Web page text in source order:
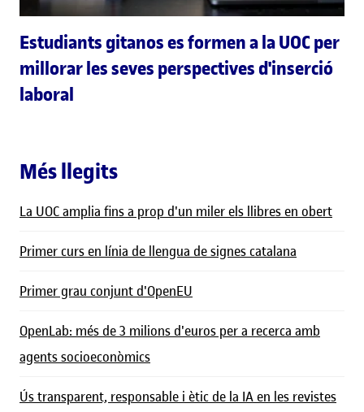
Estudiants gitanos es formen a la UOC per
millorar les seves perspectives d'inserció
laboral
Més llegits
La UOC amplia fins a prop d'un miler els llibres en obert
Primer curs en línia de llengua de signes catalana
Primer grau conjunt d'OpenEU
OpenLab: més de 3 milions d'euros per a recerca amb
agents socioeconòmics
Ús transparent, responsable i ètic de la IA en les revistes